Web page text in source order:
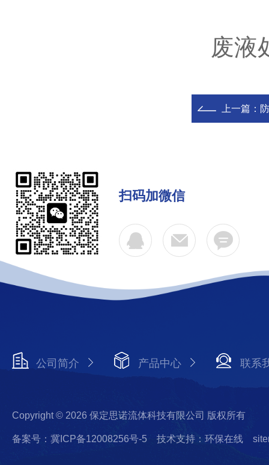
废液
上一篇：
扫码加微信
公司简介 产品中心 联系
Copyright © 2026 保定思诺流体科技有限公司 版权所有
备案号：冀ICP备12008256号-5 技术支持：环保在线